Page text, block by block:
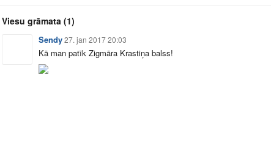
Viesu grāmata (1)
Sendy27. jan 2017 20:03
Kā man patīk Zigmāra Krastiņa balss!